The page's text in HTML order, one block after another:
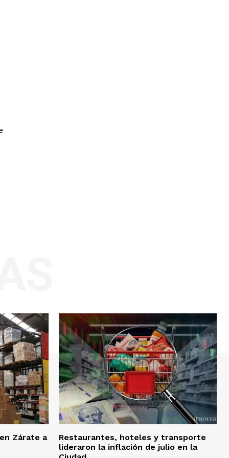
Zárate a
Restaurantes, hoteles y transporte
lideraron la inflación de julio en la